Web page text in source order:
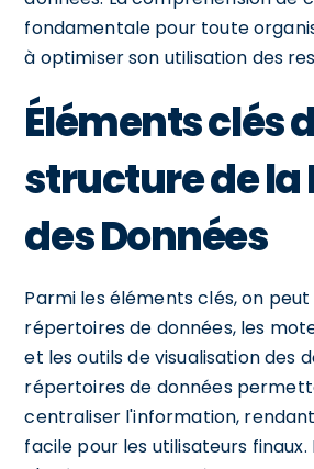
fondamentale pour toute
à optimiser son utilisation des
Éléments clés
structure de la
des Données
Parmi les éléments clés, on
répertoires de données, les
et les outils de visualisation des
répertoires de données
centraliser l'information,
facile pour les utilisateurs finaux.